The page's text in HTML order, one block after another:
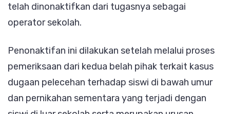
Ambil
Sikap,
Tunggu
Vonis
telah dinonaktifkan dari tugasnya sebagai
operator sekolah.
Penonaktifan ini dilakukan setelah melalui proses
pemeriksaan dari kedua belah pihak terkait kasus
dugaan pelecehan terhadap siswi di bawah umur
dan pernikahan sementara yang terjadi dengan